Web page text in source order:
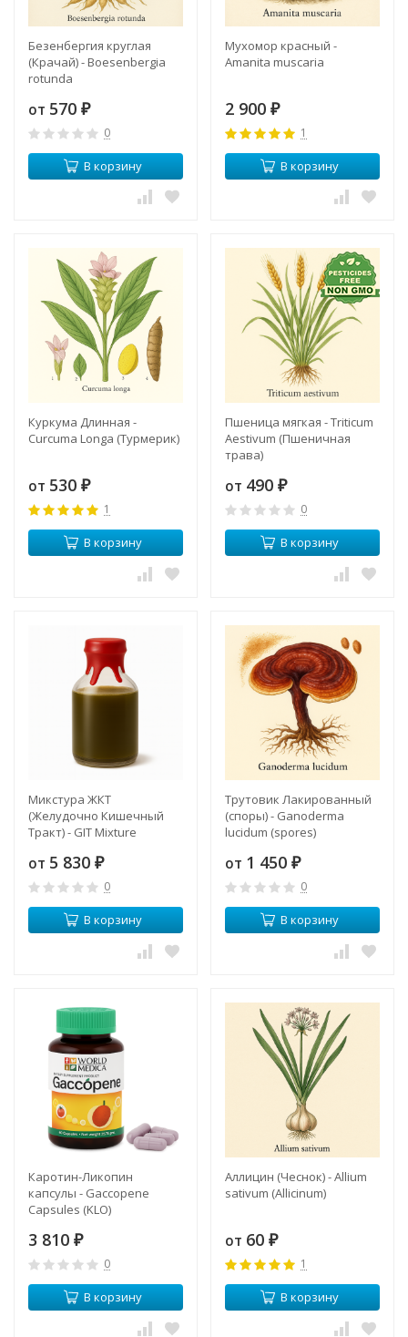
Безенбергия круглая
(Крачай) - Boesenbergia
rotunda
от 570 ₽
0
В корзину
Мухомор красный -
Amanita muscaria
2 900 ₽
1
В корзину
Куркума Длинная -
Curcuma Longa (Турмерик)
от 530 ₽
1
В корзину
Пшеница мягкая - Triticum
Aestivum (Пшеничная
трава)
от 490 ₽
0
В корзину
Микстура ЖКТ
(Желудочно Кишечный
Тракт) - GIT Mixture
от 5 830 ₽
0
В корзину
Трутовик Лакированный
(споры) - Ganoderma
lucidum (spores)
от 1 450 ₽
0
В корзину
Каротин-Ликопин
капсулы - Gaccopene
Capsules (KLO)
3 810 ₽
0
В корзину
Аллицин (Чеснок) - Allium
sativum (Allicinum)
от 60 ₽
1
В корзину